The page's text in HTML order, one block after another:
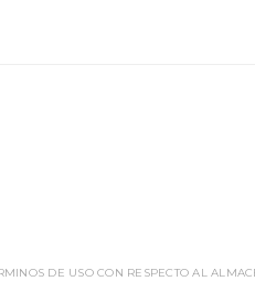
DE USO CON RESPECTO AL